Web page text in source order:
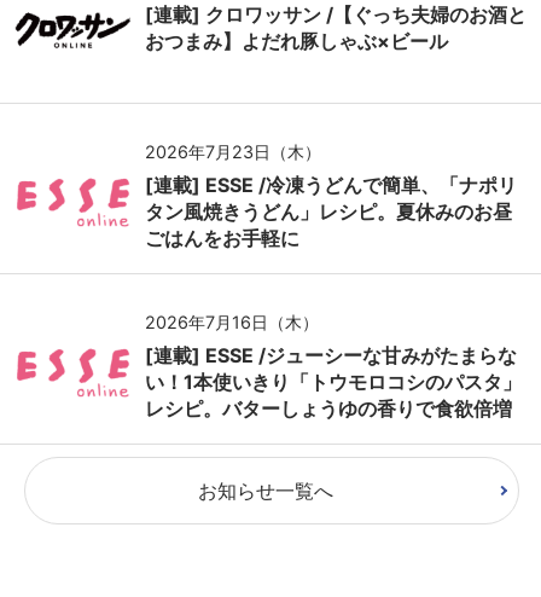
[連載] クロワッサン /【ぐっち夫婦のお酒と
おつまみ】よだれ豚しゃぶ×ビール
2026年7月23日（木）
[連載] ESSE /冷凍うどんで簡単、「ナポリ
タン風焼きうどん」レシピ。夏休みのお昼
ごはんをお手軽に
2026年7月16日（木）
[連載] ESSE /ジューシーな甘みがたまらな
い！1本使いきり「トウモロコシのパスタ」
レシピ。バターしょうゆの香りで食欲倍増
お知らせ一覧へ